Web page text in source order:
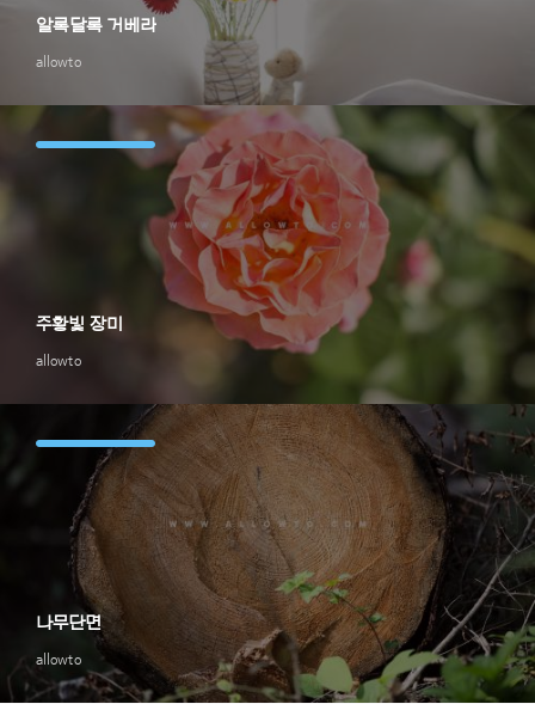
allowto
알록달록 거베라
allowto
주황빛 장미
allowto
나무단면